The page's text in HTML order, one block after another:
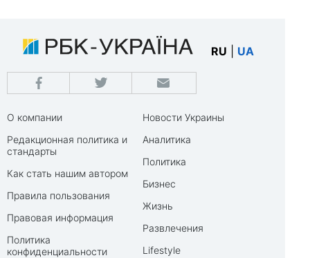
RU UA
О компании
Редакционная политика и
стандарты
Как стать нашим автором
Правила пользования
Правовая информация
Политика
конфиденциальности
Новости Украины
Аналитика
Политика
Бизнес
Жизнь
Развлечения
Lifestyle